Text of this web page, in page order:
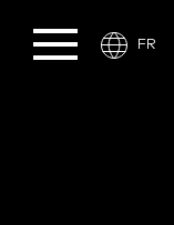
FR